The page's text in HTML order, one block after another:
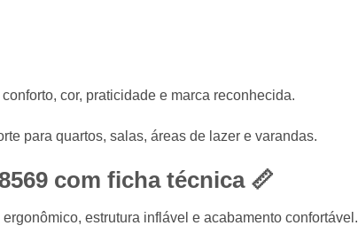
cor, praticidade e marca reconhecida.
para quartos, salas, áreas de lazer e varandas.
com ficha técnica 📏
estrutura inflável e acabamento confortável.